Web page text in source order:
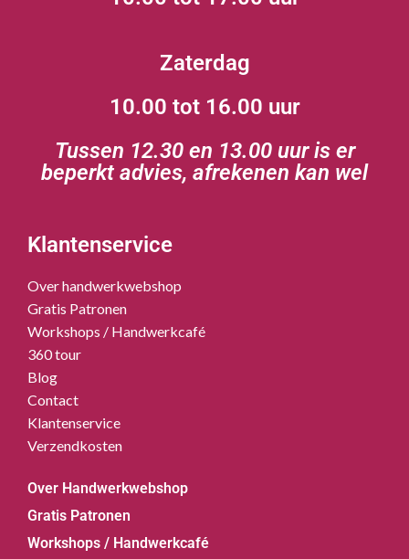
Zaterdag
10.00 tot 16.00 uur
Tussen 12.30 en 13.00 uur is er
beperkt advies, afrekenen kan wel
Klantenservice
Over handwerkwebshop
Gratis Patronen
Workshops / Handwerkcafé
360 tour
Blog
Contact
Klantenservice
Verzendkosten
Over Handwerkwebshop
Gratis Patronen
Workshops / Handwerkcafé